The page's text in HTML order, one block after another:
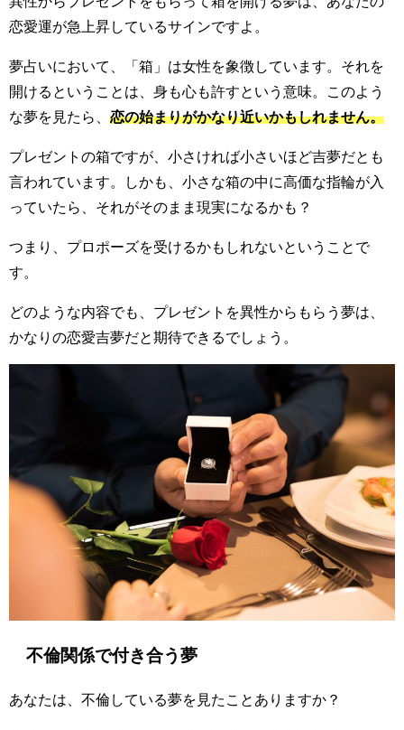
恋愛運が急上昇しているサインですよ。
夢占いにおいて、「箱」は女性を象徴しています。それを
開けるということは、身も心も許すという意味。このよう
な夢を見たら、 恋の始まりがかなり近いかもしれません。
プレゼントの箱ですが、小さければ小さいほど吉夢だとも
言われています。しかも、小さな箱の中に高価な指輪が入
っていたら、それがそのまま現実になるかも？
つまり、プロポーズを受けるかもしれないということで
す。
どのような内容でも、プレゼントを異性からもらう夢は、
かなりの恋愛吉夢だと期待できるでしょう。
不倫関係で付き合う夢
あなたは、不倫している夢を見たことありますか？